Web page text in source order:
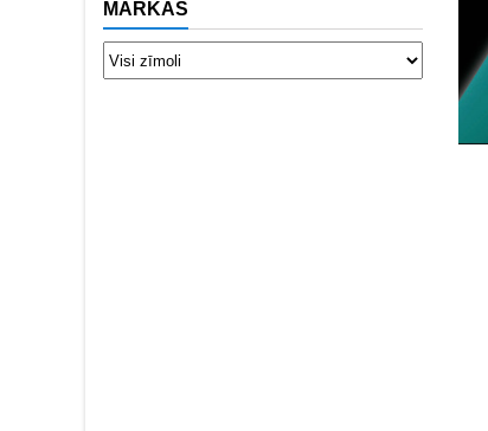
MARKAS